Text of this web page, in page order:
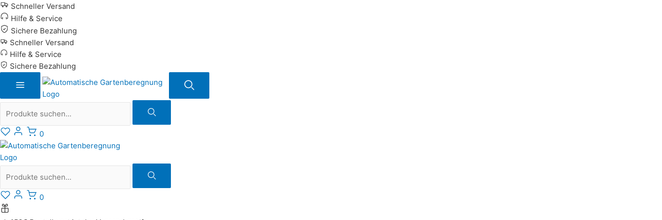
Zum
Inhalt
springen
Schneller Versand
Hilfe & Service
Sichere Bezahlung
Schneller Versand
Hilfe & Service
Sichere Bezahlung
Suche
0
Suche
0